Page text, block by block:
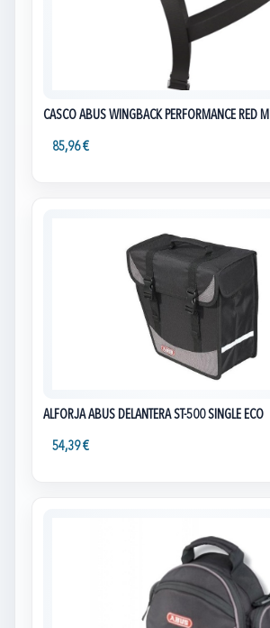
CASCO ABUS WINGBACK PERFORMANCE RED M
85,96 €
ALFORJA ABUS DELANTERA ST-500 SINGLE ECO
54,39 €